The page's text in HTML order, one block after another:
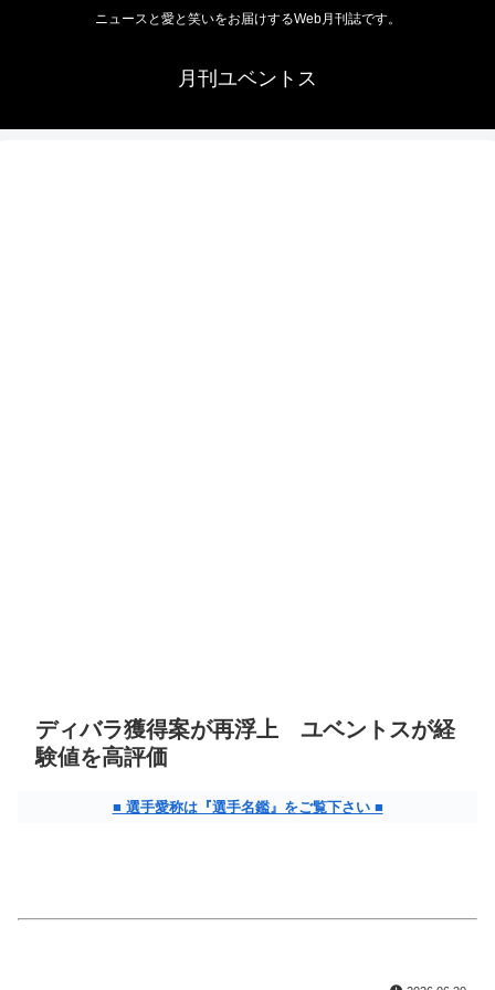
ニュースと愛と笑いをお届けするWeb月刊誌です。
月刊ユベントス
ディバラ獲得案が再浮上 ユベントスが経
験値を高評価
■ 選手愛称は『選手名鑑』をご覧下さい ■